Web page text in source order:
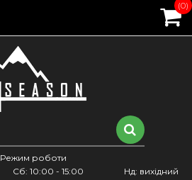
Режим роботи
Сб: 10:00 - 15:00
Нд: вихідний
(0)